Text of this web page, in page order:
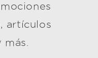
artículos